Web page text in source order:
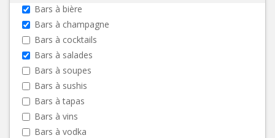
Bars à bière
Bars à champagne
Bars à cocktails
Bars à salades
Bars à soupes
Bars à sushis
Bars à tapas
Bars à vins
Bars à vodka